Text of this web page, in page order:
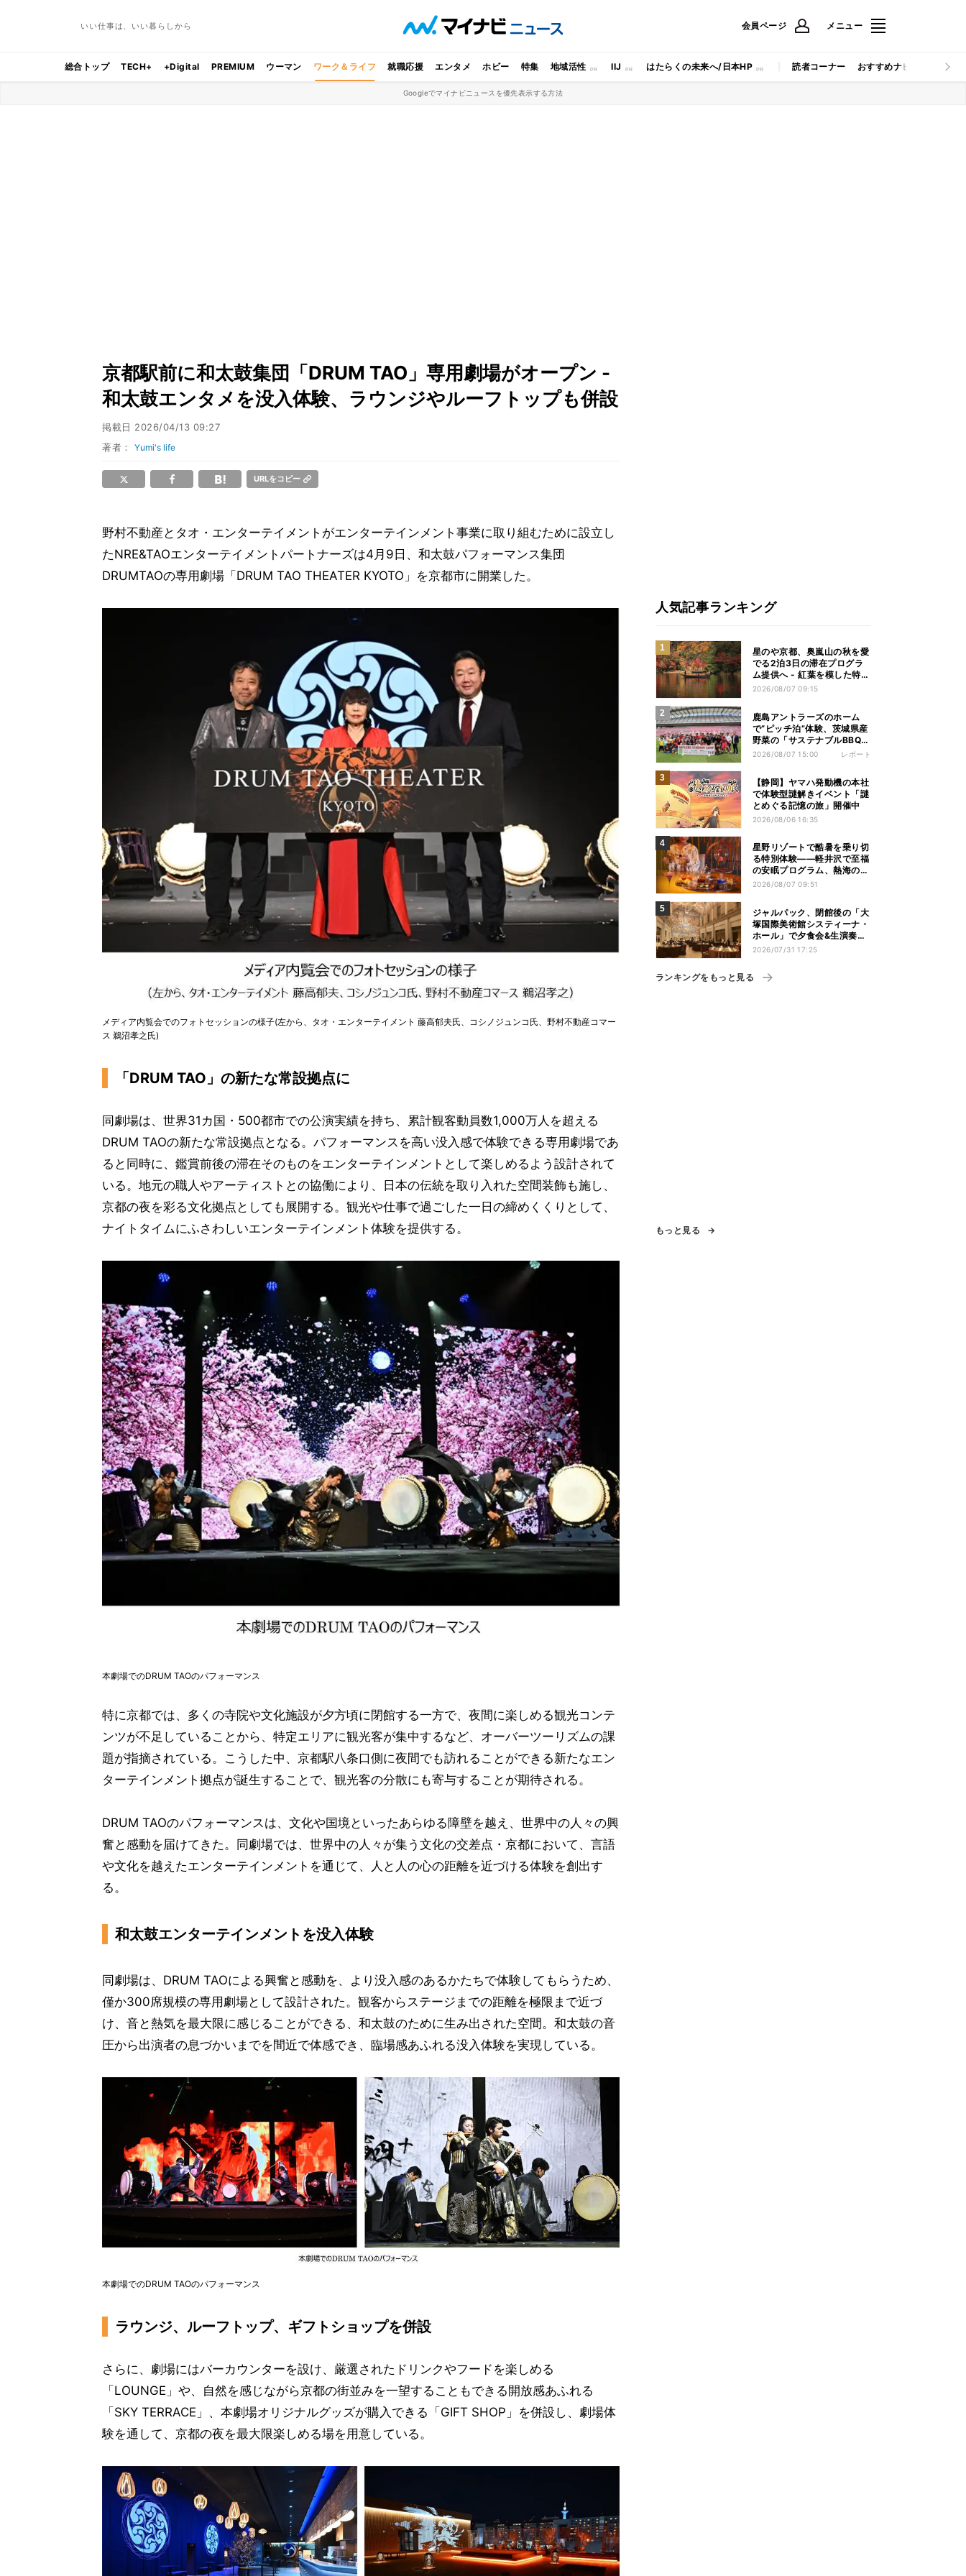
いい仕事は、いい暮らしから 会員ページ メニュー
総合トップ TECH+ +Digital PREMIUM ウーマン ワーク＆ライフ 就職応援 エンタメ ホビー 特集 地域活性 IIJ はたらくの未来へ/日本HP 読者コーナー おすすめナビ マイナビ
Googleでマイナビニュースを優先表示する方法
京都駅前に和太鼓集団「DRUM TAO」専用劇場がオープン -
和太鼓エンタメを没入体験、ラウンジやルーフトップも併設
掲載日 2026/04/13 09:27
著者：Yumi's life
URLをコピー
野村不動産とタオ・エンターテイメントがエンターテインメント事業に取り組むために設立し
たNRE&TAOエンターテイメントパートナーズは4月9日、和太鼓パフォーマンス集団
DRUMTAOの専用劇場「DRUM TAO THEATER KYOTO」を京都市に開業した。
メディア内覧会でのフォトセッションの様子(左から、タオ・エンターテイメント 藤高郁夫氏、コシノジュンコ氏、野村不動産コマー
ス 鵜沼孝之氏)
「DRUM TAO」の新たな常設拠点に
同劇場は、世界31カ国・500都市での公演実績を持ち、累計観客動員数1,000万人を超える
DRUM TAOの新たな常設拠点となる。パフォーマンスを高い没入感で体験できる専用劇場であ
ると同時に、鑑賞前後の滞在そのものをエンターテインメントとして楽しめるよう設計されて
いる。地元の職人やアーティストとの協働により、日本の伝統を取り入れた空間装飾も施し、
京都の夜を彩る文化拠点としても展開する。観光や仕事で過ごした一日の締めくくりとして、
ナイトタイムにふさわしいエンターテインメント体験を提供する。
本劇場でのDRUM TAOのパフォーマンス
特に京都では、多くの寺院や文化施設が夕方頃に閉館する一方で、夜間に楽しめる観光コンテ
ンツが不足していることから、特定エリアに観光客が集中するなど、オーバーツーリズムの課
題が指摘されている。こうした中、京都駅八条口側に夜間でも訪れることができる新たなエン
ターテインメント拠点が誕生することで、観光客の分散にも寄与することが期待される。
DRUM TAOのパフォーマンスは、文化や国境といったあらゆる障壁を越え、世界中の人々の興
奮と感動を届けてきた。同劇場では、世界中の人々が集う文化の交差点・京都において、言語
や文化を越えたエンターテインメントを通じて、人と人の心の距離を近づける体験を創出す
る。
和太鼓エンターテインメントを没入体験
同劇場は、DRUM TAOによる興奮と感動を、より没入感のあるかたちで体験してもらうため、
僅か300席規模の専用劇場として設計された。観客からステージまでの距離を極限まで近づ
け、音と熱気を最大限に感じることができる、和太鼓のために生み出された空間。和太鼓の音
圧から出演者の息づかいまでを間近で体感でき、臨場感あふれる没入体験を実現している。
本劇場でのDRUM TAOのパフォーマンス
ラウンジ、ルーフトップ、ギフトショップを併設
さらに、劇場にはバーカウンターを設け、厳選されたドリンクやフードを楽しめる
「LOUNGE」や、自然を感じながら京都の街並みを一望することもできる開放感あふれる
「SKY TERRACE」、本劇場オリジナルグッズが購入できる「GIFT SHOP」を併設し、劇場体
験を通して、京都の夜を最大限楽しめる場を用意している。
人気記事ランキング
星のや京都、奥嵐山の秋を愛
でる2泊3日の滞在プログラ
ム提供へ - 紅葉を模した特別
料理、舟遊び、オオモミジの
2026/08/07 09:15
鹿島アントラーズのホーム
で“ピッチ泊”体験、茨城県産
野菜の「サステナブルBBQ」
も楽しむ特別キャンプ
2026/08/07 15:00 レポート
【静岡】ヤマハ発動機の本社
で体験型謎解きイベント「謎
とめぐる記憶の旅」開催中
2026/08/06 16:35
星野リゾートで酷暑を乗り切
る特別体験——軽井沢で至福
の安眠プログラム、熱海の花
火や北海道トマムのとうきび
2026/08/07 09:51
ジャルパック、閉館後の「大
塚国際美術館システィーナ・
ホール」で夕食会&生演奏を
楽しむツアーを販売 – 徳島を
2026/07/31 17:25
ランキングをもっと見る
もっと見る